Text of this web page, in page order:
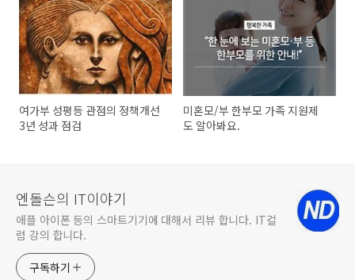
여가부 성평등 관점의 정책개선
3년 성과 점검
미혼모/부 한부모 가족 지원제
도 알아봐요.
엔돌슨의 IT이야기
애플 아이폰 등의 스마트기기에 대해서 리뷰 합니다. IT컬
럼 강의 합니다.
구독하기